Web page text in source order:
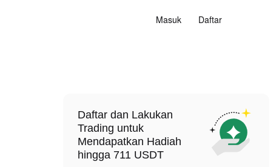
Masuk Daftar
Daftar dan Lakukan
Trading untuk
Mendapatkan Hadiah
hingga 711 USDT